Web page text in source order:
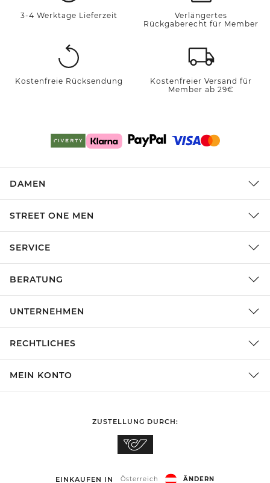
3-4 Werktage Lieferzeit
Verlängertes
Rückgaberecht für Member
Kostenfreie Rücksendung
Kostenfreier Versand für
Member ab 29€
DAMEN
STREET ONE MEN
SERVICE
BERATUNG
UNTERNEHMEN
RECHTLICHES
MEIN KONTO
ZUSTELLUNG DURCH:
EINKAUFEN IN Österreich ÄNDERN